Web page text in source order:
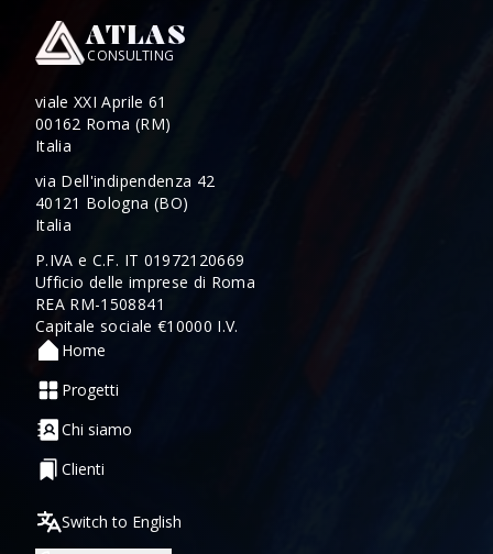
ATLAS
CONSULTING
viale XXI Aprile 61
00162 Roma (RM)
Italia
via Dell'indipendenza 42
40121 Bologna (BO)
Italia
P.IVA e C.F. IT 01972120669
Ufficio delle imprese di Roma
REA RM-1508841
Capitale sociale €10000 I.V.
Home
Progetti
Chi siamo
Clienti
Switch to English